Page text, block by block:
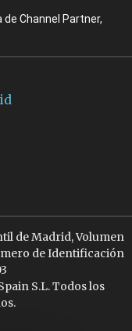
Channel Partner,
de Madrid, Volumen
de Identificación
S.L. Todos los